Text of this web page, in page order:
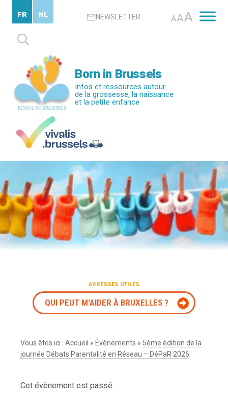
contenu
principal
NEWSLETTER AAA
Rechercher :
FR NL
Born in Brussels
Infos et ressources autour
de la grossesse, la naissance
et la petite enfance
ADRESSES UTILES
QUI PEUT M'AIDER À BRUXELLES ?
Vous êtes ici :Accueil » Évènements » 5ème édition de la
journée Débats Parentalité en Réseau – DéPaR 2026
Cet évènement est passé.